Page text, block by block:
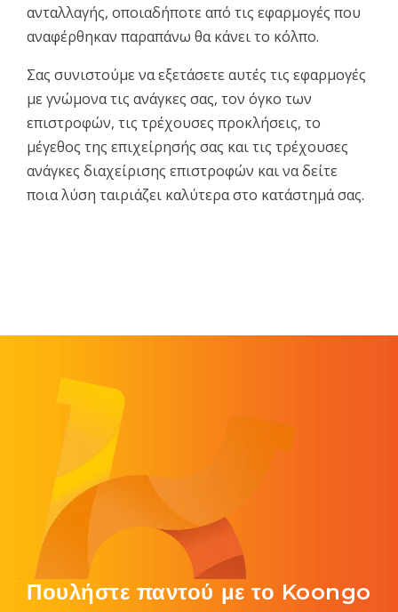
ανταλλαγής, οποιαδήποτε από τις εφαρμογές που
αναφέρθηκαν παραπάνω θα κάνει το κόλπο.
Σας συνιστούμε να εξετάσετε αυτές τις εφαρμογές
με γνώμονα τις ανάγκες σας, τον όγκο των
επιστροφών, τις τρέχουσες προκλήσεις, το
μέγεθος της επιχείρησής σας και τις τρέχουσες
ανάγκες διαχείρισης επιστροφών και να δείτε
ποια λύση ταιριάζει καλύτερα στο κατάστημά σας.
Πουλήστε παντού με το Koongo